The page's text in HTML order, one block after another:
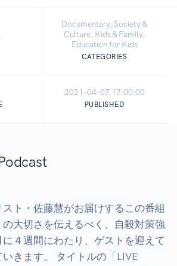
Documentary, Society &
Culture, Kids & Family,
Education for Kids
CATEGORIES
2021-04-07 17:00:00
PUBLISHED
ト・佐藤慧がお届けするこの番組
大切さを伝えるべく、自殺対策強
４週間にわたり、ゲストを迎えて
いきます。 タイトルの「LIVE